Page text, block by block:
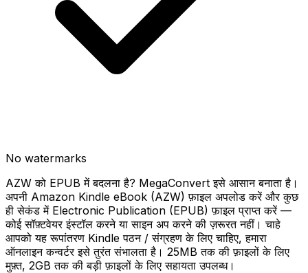
No watermarks
AZW को EPUB में बदलना है? MegaConvert इसे आसान बनाता है।
अपनी Amazon Kindle eBook (AZW) फ़ाइल अपलोड करें और कुछ
ही सेकंड में Electronic Publication (EPUB) फ़ाइल प्राप्त करें —
कोई सॉफ़्टवेयर इंस्टॉल करने या साइन अप करने की ज़रूरत नहीं। चाहे
आपको यह रूपांतरण Kindle पठन / संग्रहण के लिए चाहिए, हमारा
ऑनलाइन कन्वर्टर इसे तुरंत संभालता है। 25MB तक की फ़ाइलों के लिए
मुफ़्त, 2GB तक की बड़ी फ़ाइलों के लिए सहायता उपलब्ध।